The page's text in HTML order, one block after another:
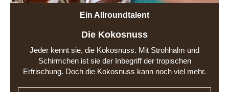
Ein Allroundtalent
Die Kokosnuss
Jeder kennt sie, die Kokosnuss. Mit Strohhalm und
Schirmchen ist sie der Inbegriff der tropischen
Erfrischung. Doch die Kokosnuss kann noch viel mehr.